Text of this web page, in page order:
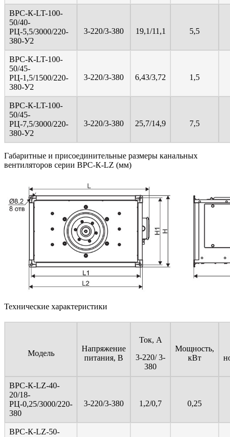
ВРС-К-LT-100-
50/40-
PЦ-5,5/3000/220-
380-У2
3-220/3-380 19,1/11,1 5,5
ВРС-К-LT-100-
50/45-
PЦ-1,5/1500/220-
380-У2
3-220/3-380 6,43/3,72 1,5
ВРС-К-LT-100-
50/45-
PЦ-7,5/3000/220-
380-У2
3-220/3-380 25,7/14,9 7,5
Габаритные и присоединительные размеры канальных
вентиляторов серии ВРС-К-LZ (мм)
Технические характеристики
Модель
Напряжение
питания, В
Ток, А
3-220/ 3-
380
Мощность,
кВт
ВРС-К-LZ-40-
20/18-
PЦ-0,25/3000/220-
380
3-220/3-380 1,2/0,7 0,25
ВРС-К-LZ-50-